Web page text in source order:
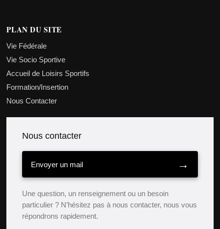
PLAN DU SITE
Vie Fédérale
Vie Socio Sportive
Accueil de Loisirs Sportifs
Formation/Insertion
Nous Contacter
Nous contacter
Envoyer un mail →
Une question, un renseignement ou un besoin
particulier ? N’hésitez pas à nous contacter, nous vous
répondrons rapidement.